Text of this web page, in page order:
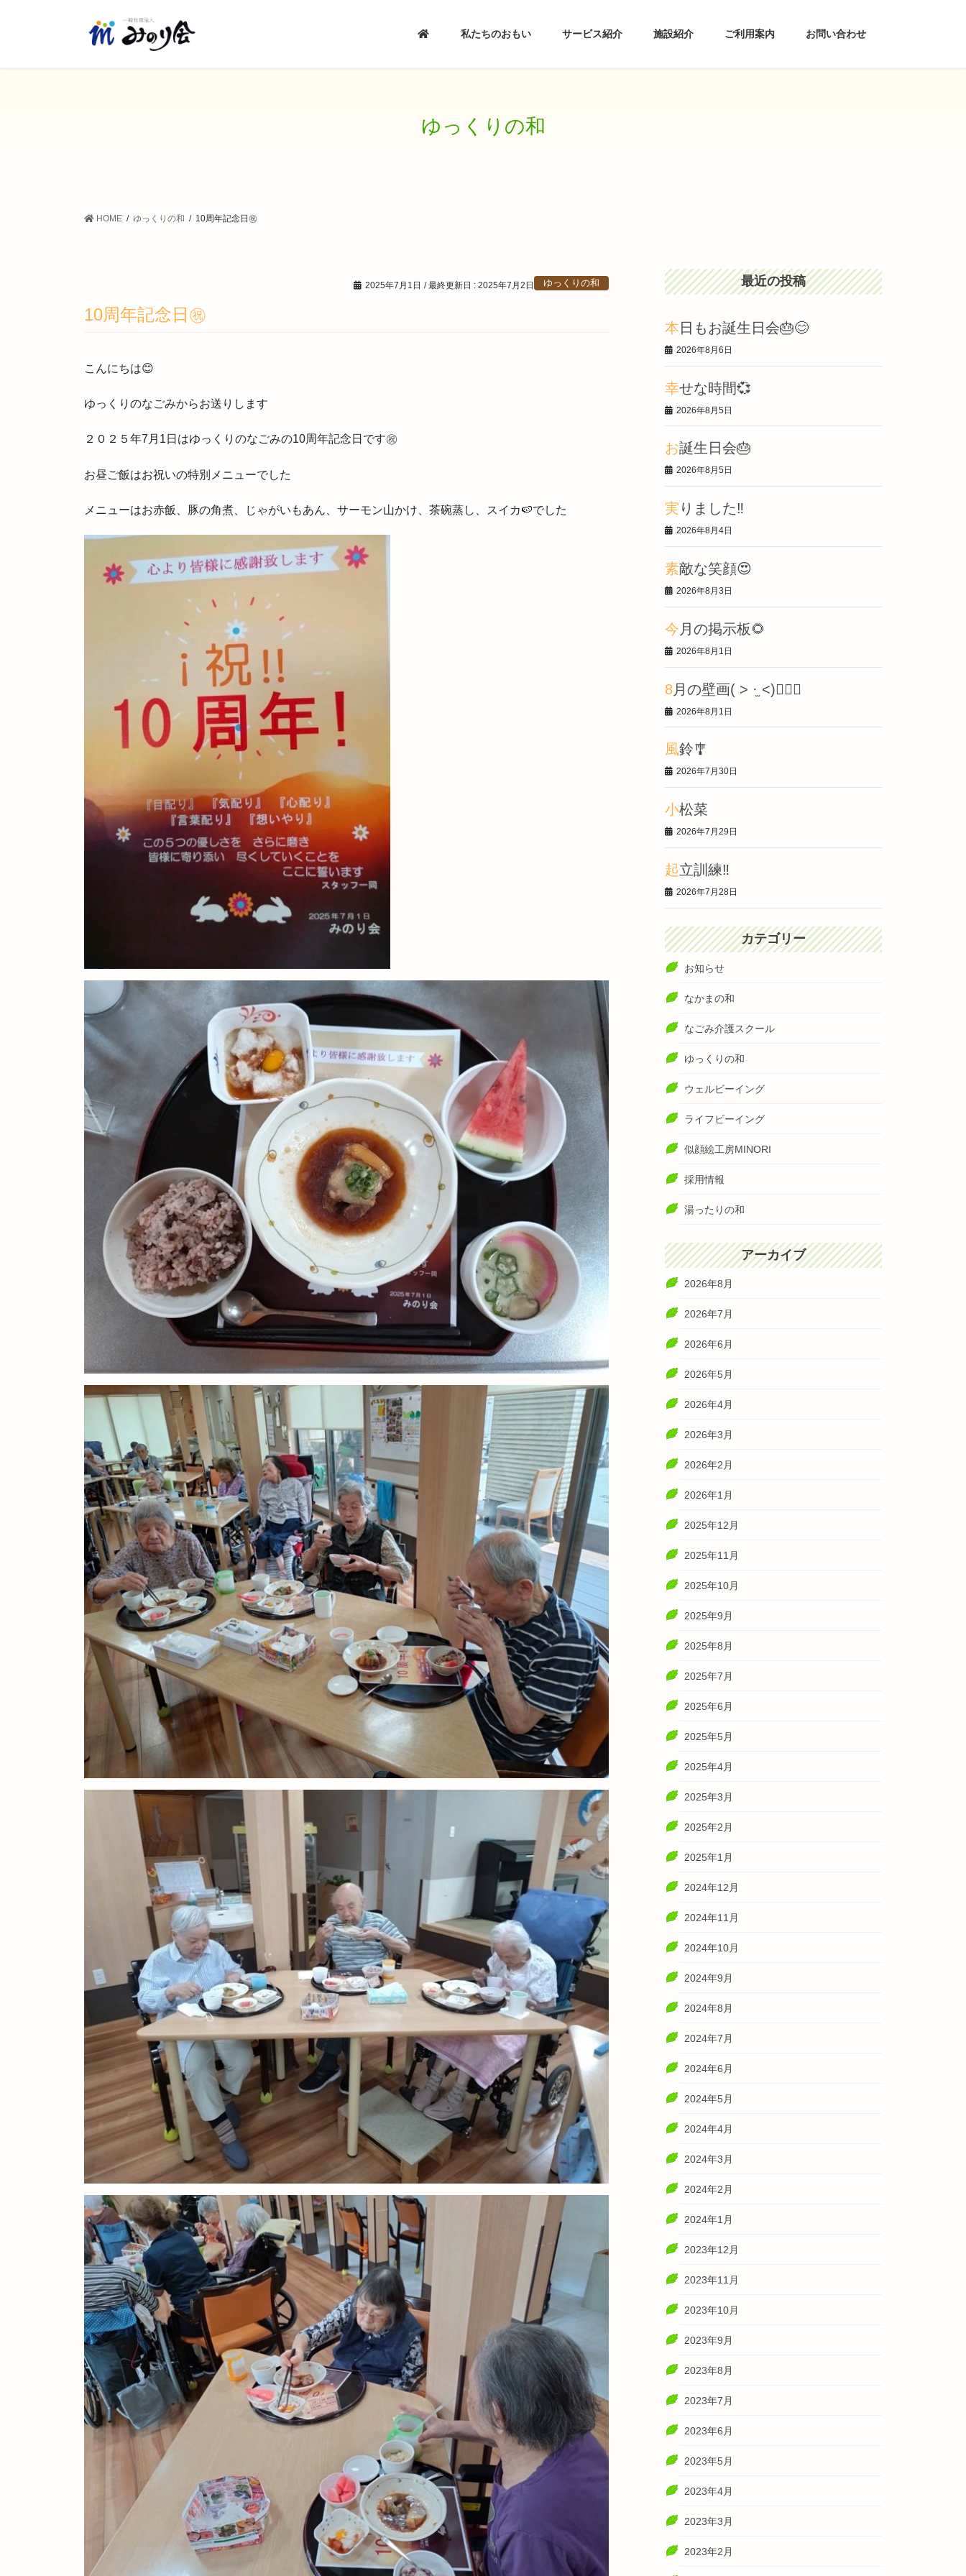
私たちのおもい サービス紹介 施設紹介 ご利用案内 お問い合わせ
ゆっくりの和
HOME ゆっくりの和 10周年記念日㊗️
2025年7月1日 / 最終更新日 :2025年7月2日 ゆっくりの和
10周年記念日㊗️
こんにちは😊
ゆっくりのなごみからお送りします
２０２５年7月1日はゆっくりのなごみの10周年記念日です㊗️
お昼ご飯はお祝いの特別メニューでした
メニューはお赤飯、豚の角煮、じゃがいもあん、サーモン山かけ、茶碗蒸し、スイカ🍉でした
最近の投稿
本日もお誕生日会🎂😊
2026年8月6日
幸せな時間💞
2026年8月5日
お誕生日会🎂
2026年8月5日
実りました‼️
2026年8月4日
素敵な笑顔😍
2026年8月3日
今月の掲示板🌻
2026年8月1日
8月の壁画‎( > ·̫ <)👍🏻🌟
2026年8月1日
風鈴🎐
2026年7月30日
小松菜
2026年7月29日
起立訓練‼️
2026年7月28日
カテゴリー
お知らせ
なかまの和
なごみ介護スクール
ゆっくりの和
ウェルビーイング
ライフビーイング
似顔絵工房MINORI
採用情報
湯ったりの和
アーカイブ
2026年8月
2026年7月
2026年6月
2026年5月
2026年4月
2026年3月
2026年2月
2026年1月
2025年12月
2025年11月
2025年10月
2025年9月
2025年8月
2025年7月
2025年6月
2025年5月
2025年4月
2025年3月
2025年2月
2025年1月
2024年12月
2024年11月
2024年10月
2024年9月
2024年8月
2024年7月
2024年6月
2024年5月
2024年4月
2024年3月
2024年2月
2024年1月
2023年12月
2023年11月
2023年10月
2023年9月
2023年8月
2023年7月
2023年6月
2023年5月
2023年4月
2023年3月
2023年2月